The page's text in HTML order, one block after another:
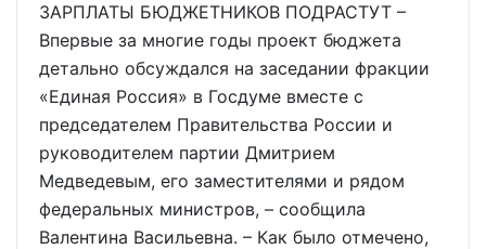
ЗАРПЛАТЫ БЮДЖЕТНИКОВ ПОДРАСТУТ –
Впервые за многие годы проект бюджета
детально обсуждался на заседании фракции
«Единая Россия» в Госдуме вместе с
председателем Правительства России и
руководителем партии Дмитрием
Медведевым, его заместителями и рядом
федеральных министров, – сообщила
Валентина Васильевна. – Как было отмечено,